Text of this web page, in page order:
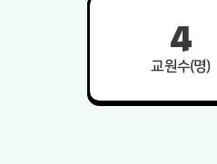
4
교원수(명)